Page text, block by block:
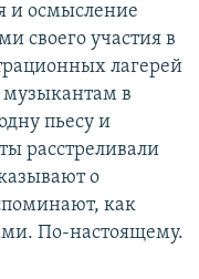
и осмысление
своего участия в
лагерей
в
пьесу и
расстреливали
о
как
По-настоящему.